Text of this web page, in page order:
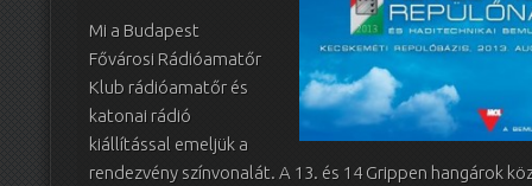
Mi a Budapest
Fővárosi Rádióamatőr
Klub rádióamatőr és
katonai rádió
kiállítással emeljük a
rendezvény színvonalát. A 13. és 14 Grippen hangárok